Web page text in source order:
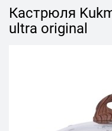
Кастрюля
ultra original